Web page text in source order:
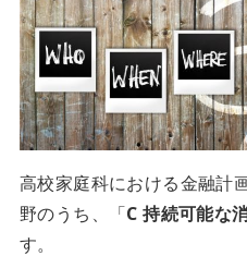
高校家庭科における金融計
野のうち、「C 持続可能な
す。